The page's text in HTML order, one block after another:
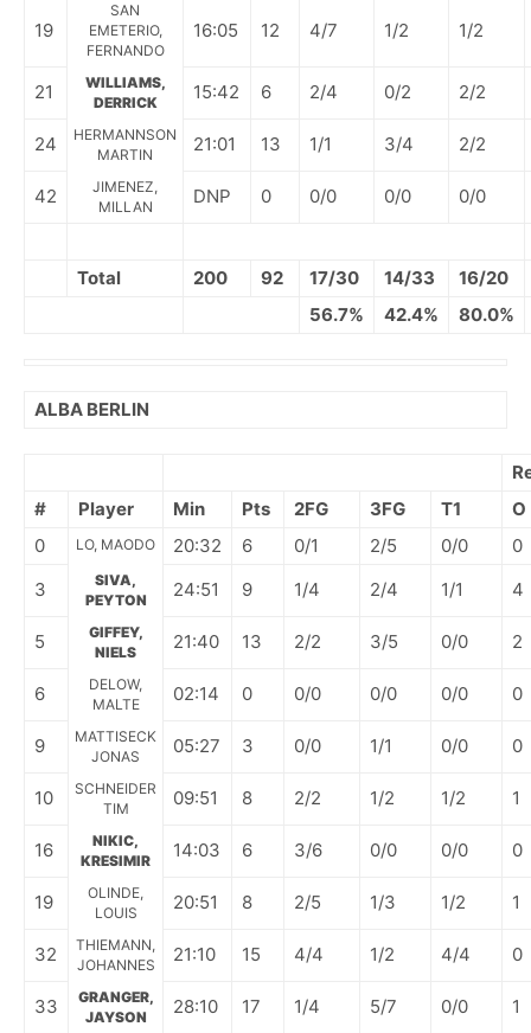
19
SAN
EMETERIO,
FERNANDO
16:05 12 4/7 1/2 1/2
21
WILLIAMS,
DERRICK
15:42 6 2/4 0/2 2/2
24
HERMANNSON
MARTIN
21:01 13 1/1 3/4 2/2
42
JIMENEZ,
MILLAN
DNP 0 0/0 0/0 0/0
Total 200 92 17/30 14/33
16/20
56.7%
42.4% 80.0%
ALBA BERLIN
#
Player Min Pts 2FG 3FG T1
O
0
LO, MAODO 20:32 6 0/1 2/5 0/0
0
3
SIVA,
PEYTON
24:51 9 1/4 2/4 1/1 4
5
GIFFEY,
NIELS
21:40 13 2/2 3/5 0/0 2
6
DELOW,
MALTE
02:14 0 0/0 0/0 0/0 0
9
MATTISECK
JONAS
05:27 3 0/0 1/1 0/0 0
10
SCHNEIDER
TIM
09:51 8 2/2 1/2 1/2 1
16
NIKIC,
KRESIMIR
14:03 6 3/6 0/0 0/0 0
19
OLINDE,
LOUIS
20:51 8 2/5 1/3 1/2 1
32
THIEMANN,
JOHANNES
21:10 15 4/4 1/2 4/4 0
33
GRANGER,
JAYSON
28:10 17 1/4 5/7 0/0 1